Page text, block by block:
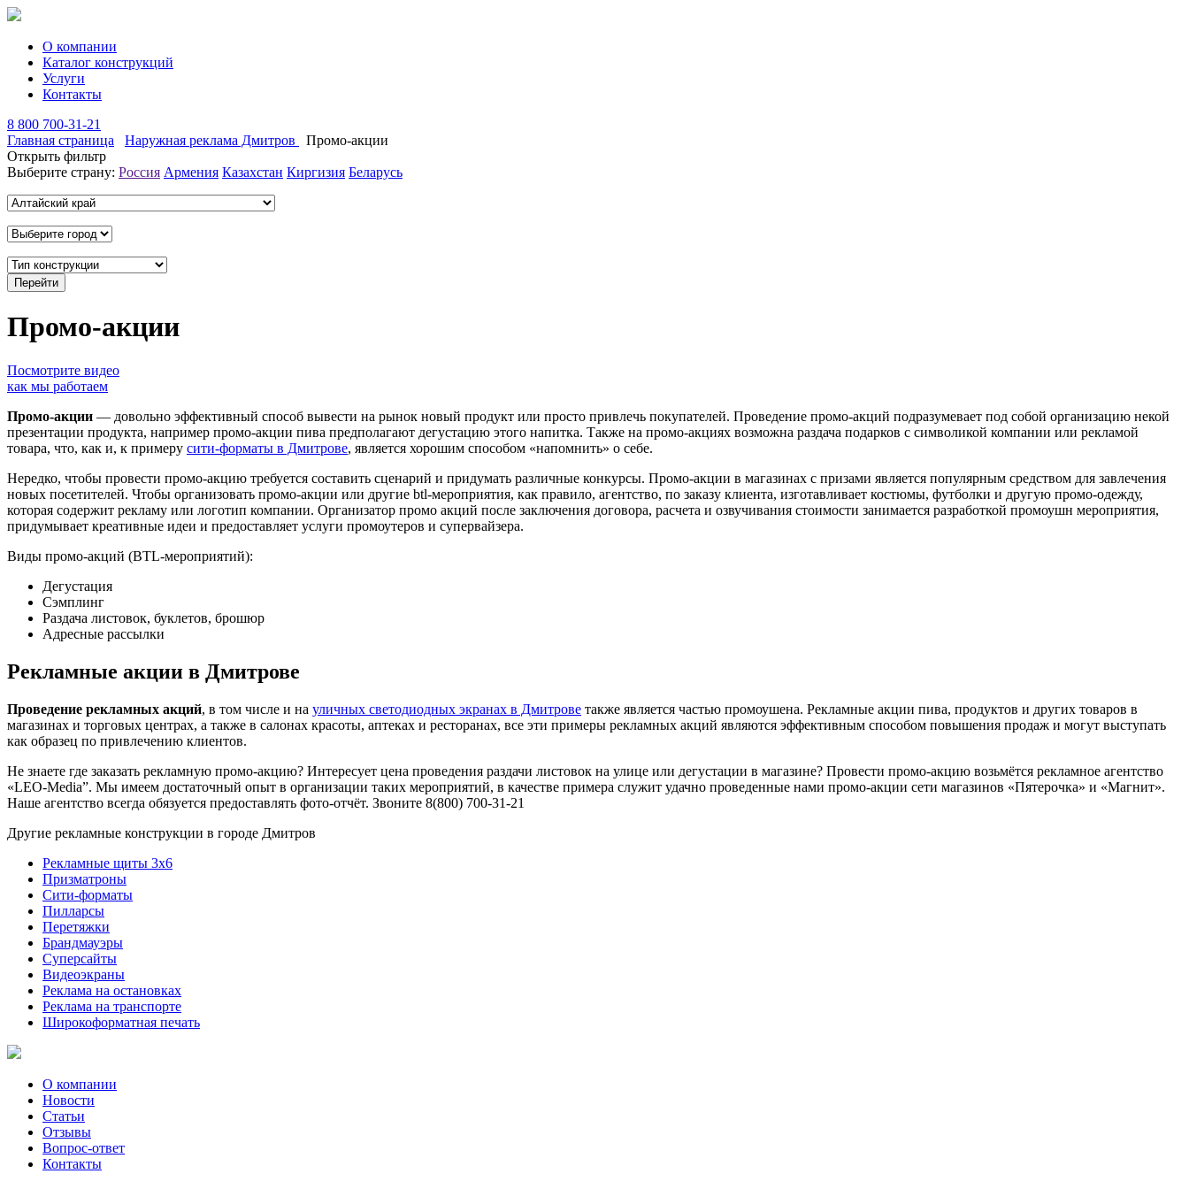
О компании
Каталог конструкций
Услуги
Контакты
8 800 700-31-21
Главная страница
Наружная реклама Дмитров
Промо-акции
Открыть фильтр
Выберите страну: Россия Армения Казахстан Киргизия Беларусь
Промо-акции
Посмотрите видео
как мы работаем
Промо-акции — довольно эффективный способ вывести на рынок новый продукт или просто привлечь покупателей. Проведение промо-акций подразумевает под собой организацию некой
презентации продукта, например промо-акции пива предполагают дегустацию этого напитка. Также на промо-акциях возможна раздача подарков с символикой компании или рекламой
товара, что, как и, к примеру сити-форматы в Дмитрове, является хорошим способом «напомнить» о себе.
Нередко, чтобы провести промо-акцию требуется составить сценарий и придумать различные конкурсы. Промо-акции в магазинах с призами является популярным средством для завлечения
новых посетителей. Чтобы организовать промо-акции или другие btl-мероприятия, как правило, агентство, по заказу клиента, изготавливает костюмы, футболки и другую промо-одежду,
которая содержит рекламу или логотип компании. Организатор промо акций после заключения договора, расчета и озвучивания стоимости занимается разработкой промоушн мероприятия,
придумывает креативные идеи и предоставляет услуги промоутеров и супервайзера.
Виды промо-акций (BTL-мероприятий):
Дегустация
Сэмплинг
Раздача листовок, буклетов, брошюр
Адресные рассылки
Рекламные акции в Дмитрове
Проведение рекламных акций, в том числе и на уличных светодиодных экранах в Дмитрове также является частью промоушена. Рекламные акции пива, продуктов и других товаров в
магазинах и торговых центрах, а также в салонах красоты, аптеках и ресторанах, все эти примеры рекламных акций являются эффективным способом повышения продаж и могут выступать
как образец по привлечению клиентов.
Не знаете где заказать рекламную промо-акцию? Интересует цена проведения раздачи листовок на улице или дегустации в магазине? Провести промо-акцию возьмётся рекламное агентство
«LEO-Media”. Мы имеем достаточный опыт в организации таких мероприятий, в качестве примера служит удачно проведенные нами промо-акции сети магазинов «Пятерочка» и «Магнит».
Наше агентство всегда обязуется предоставлять фото-отчёт. Звоните 8(800) 700-31-21
Другие рекламные конструкции в городе Дмитров
Рекламные щиты 3х6
Призматроны
Сити-форматы
Пилларсы
Перетяжки
Брандмауэры
Суперсайты
Видеоэкраны
Реклама на остановках
Реклама на транспорте
Широкоформатная печать
О компании
Новости
Статьи
Отзывы
Вопрос-ответ
Контакты